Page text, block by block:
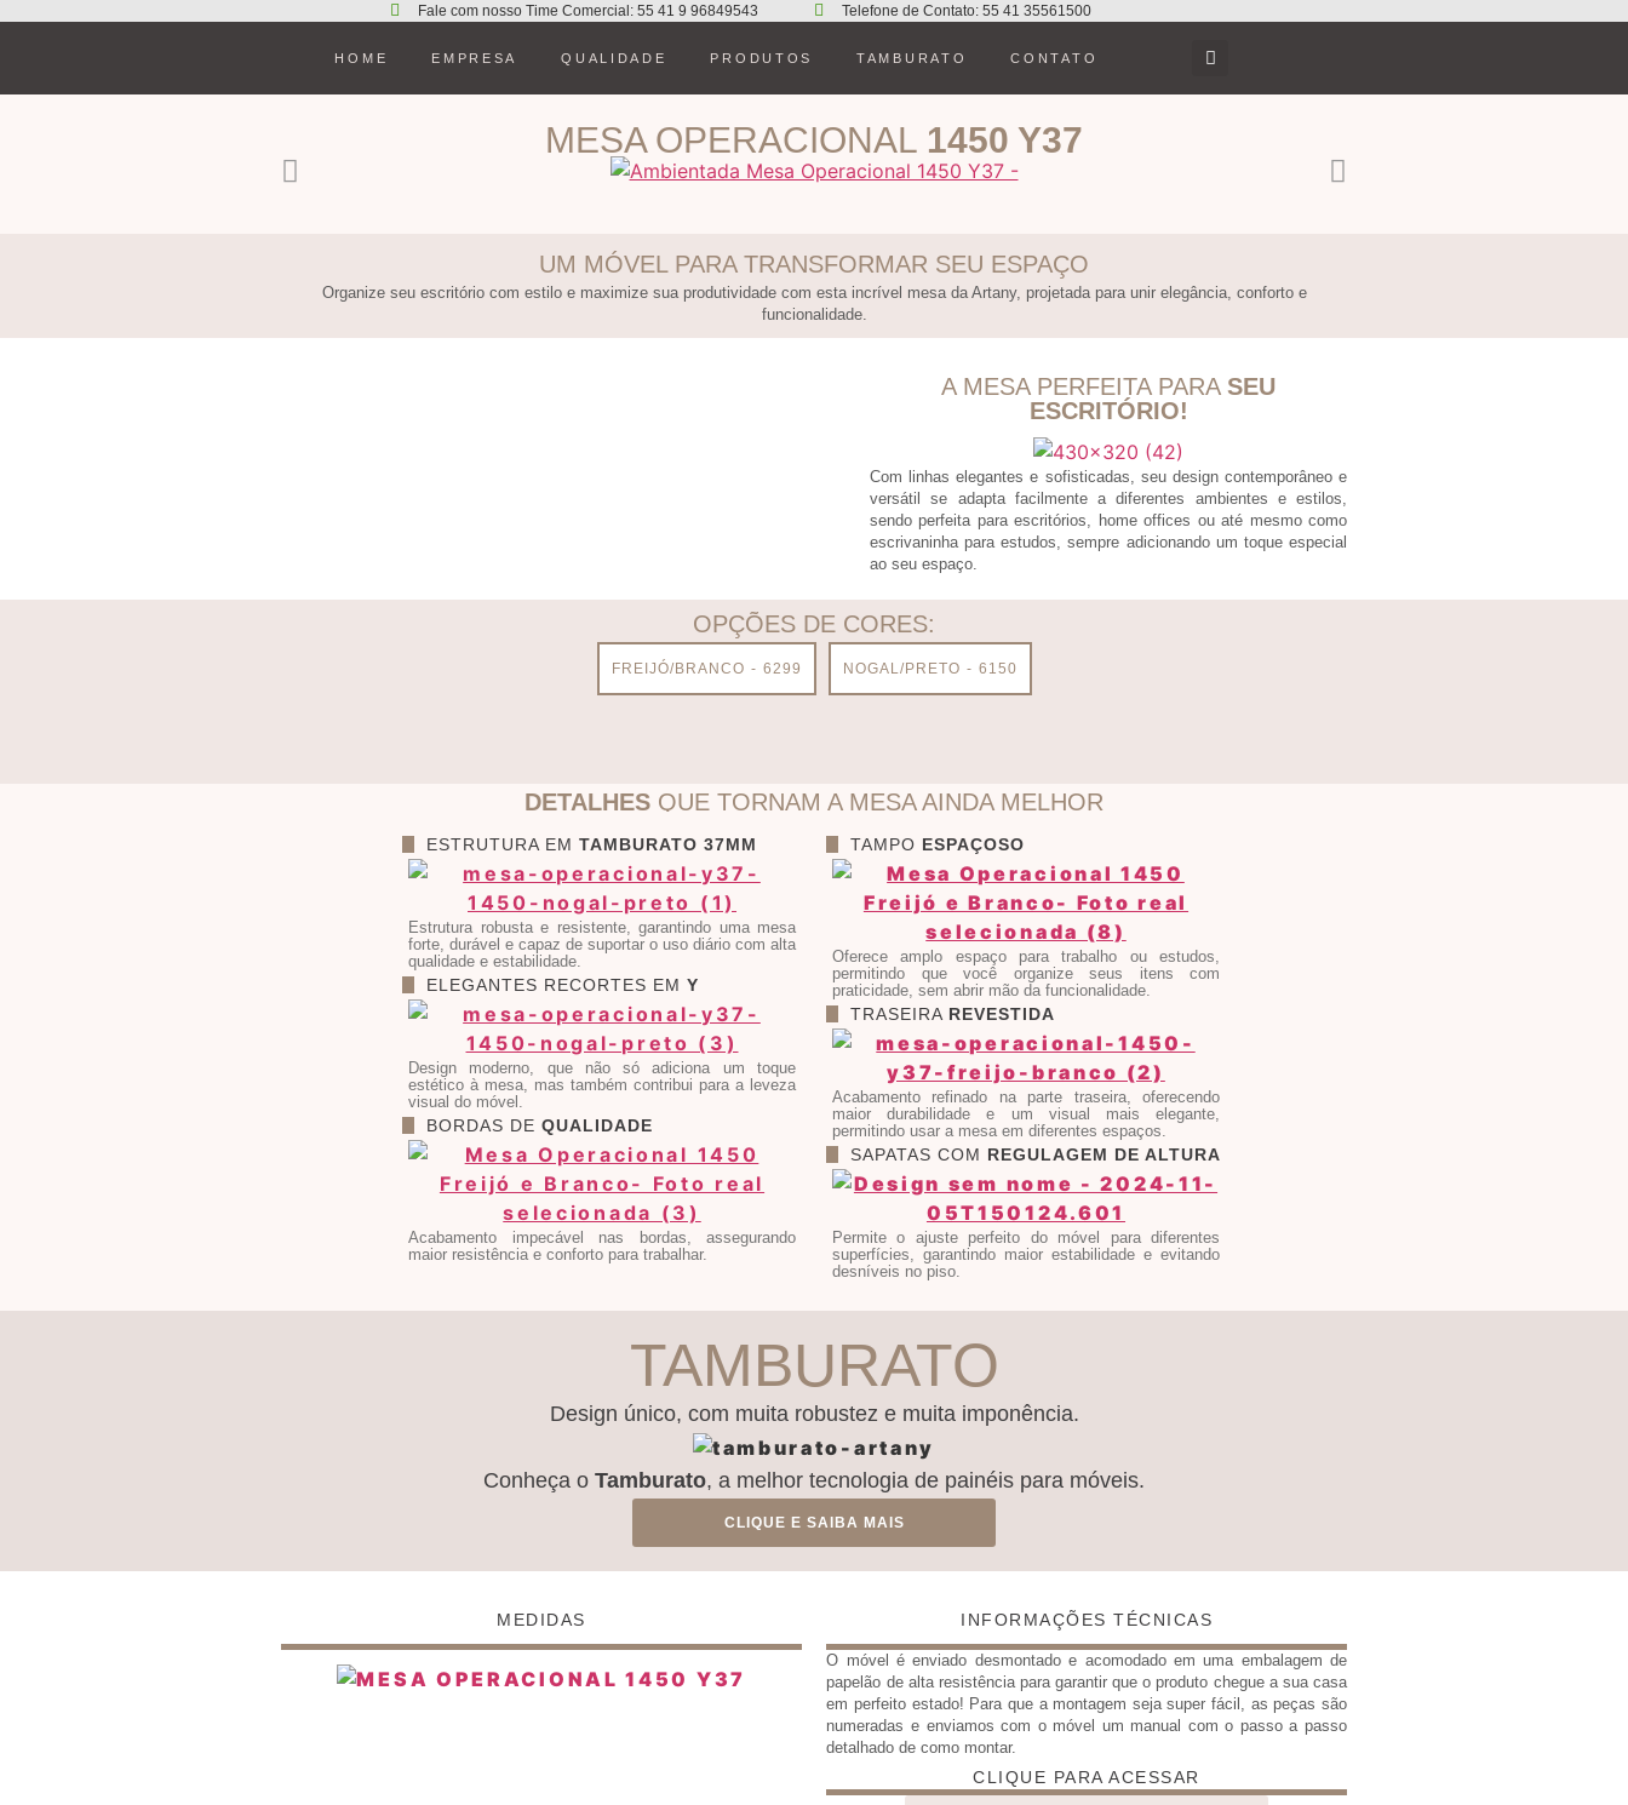
Fale com nosso Time Comercial: 55 41 9 96849543 Telefone de Contato: 55 41 35561500
HOME EMPRESA QUALIDADE PRODUTOS TAMBURATO CONTATO
MESA OPERACIONAL 1450 Y37
UM MÓVEL PARA TRANSFORMAR SEU ESPAÇO
Organize seu escritório com estilo e maximize sua produtividade com esta incrível mesa da Artany, projetada para unir elegância, conforto e
funcionalidade.
A MESA PERFEITA PARA SEU
ESCRITÓRIO!
Com linhas elegantes e sofisticadas, seu design contemporâneo e
versátil se adapta facilmente a diferentes ambientes e estilos,
sendo perfeita para escritórios, home offices ou até mesmo como
escrivaninha para estudos, sempre adicionando um toque especial
ao seu espaço.
OPÇÕES DE CORES:
FREIJÓ/BRANCO - 6299 NOGAL/PRETO - 6150
DETALHES QUE TORNAM A MESA AINDA MELHOR
ESTRUTURA EM TAMBURATO 37MM
Estrutura robusta e resistente, garantindo uma mesa
forte, durável e capaz de suportar o uso diário com alta
qualidade e estabilidade.
ELEGANTES RECORTES EM Y
Design moderno, que não só adiciona um toque
estético à mesa, mas também contribui para a leveza
visual do móvel.
BORDAS DE QUALIDADE
Acabamento impecável nas bordas, assegurando
maior resistência e conforto para trabalhar.
TAMPO ESPAÇOSO
Oferece amplo espaço para trabalho ou estudos,
permitindo que você organize seus itens com
praticidade, sem abrir mão da funcionalidade.
TRASEIRA REVESTIDA
Acabamento refinado na parte traseira, oferecendo
maior durabilidade e um visual mais elegante,
permitindo usar a mesa em diferentes espaços.
SAPATAS COM REGULAGEM DE ALTURA
Permite o ajuste perfeito do móvel para diferentes
superfícies, garantindo maior estabilidade e evitando
desníveis no piso.
TAMBURATO
Design único, com muita robustez e muita imponência.
Conheça o Tamburato, a melhor tecnologia de painéis para móveis.
CLIQUE E SAIBA MAIS
MEDIDAS INFORMAÇÕES TÉCNICAS
O móvel é enviado desmontado e acomodado em uma embalagem de
papelão de alta resistência para garantir que o produto chegue a sua casa
em perfeito estado! Para que a montagem seja super fácil, as peças são
numeradas e enviamos com o móvel um manual com o passo a passo
detalhado de como montar.
CLIQUE PARA ACESSAR